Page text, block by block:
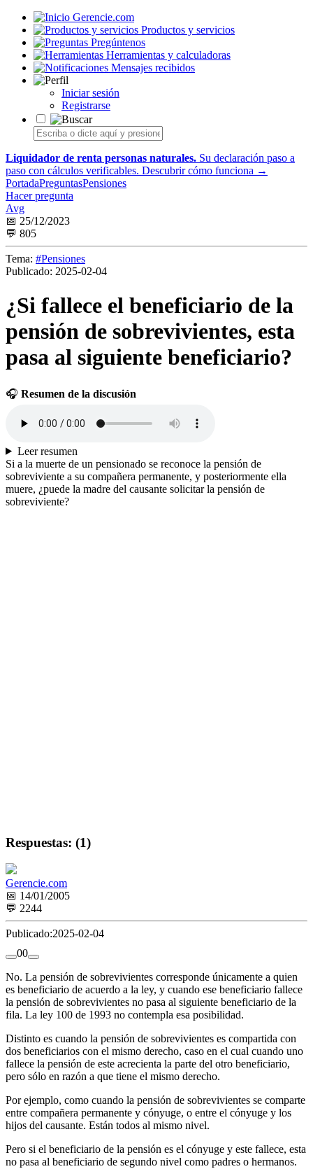
Gerencie.com
Productos y servicios
Pregúntenos
Herramientas y calculadoras
Mensajes recibidos
Iniciar sesión
Registrarse
Liquidador de renta personas naturales. Su declaración paso a
paso con cálculos verificables. Descubrir cómo funciona →
PortadaPreguntasPensiones
Hacer pregunta
Avg
📅 25/12/2023
💬 805
Tema: #Pensiones
Publicado: 2025-02-04
¿Si fallece el beneficiario de la
pensión de sobrevivientes, esta
pasa al siguiente beneficiario?
🎧 Resumen de la discusión
Leer resumen
Si a la muerte de un pensionado se reconoce la pensión de
sobreviviente a su compañera permanente, y posteriormente ella
muere, ¿puede la madre del causante solicitar la pensión de
sobreviviente?
Respuestas: (1)
Gerencie.com
📅 14/01/2005
💬 2244
Publicado:2025-02-04
00
No. La pensión de sobrevivientes corresponde únicamente a quien
es beneficiario de acuerdo a la ley, y cuando ese beneficiario fallece
la pensión de sobrevivientes no pasa al siguiente beneficiario de la
fila. La ley 100 de 1993 no contempla esa posibilidad.
Distinto es cuando la pensión de sobrevivientes es compartida con
dos beneficiarios con el mismo derecho, caso en el cual cuando uno
fallece la pensión de este acrecienta la parte del otro beneficiario,
pero sólo en razón a que tiene el mismo derecho.
Por ejemplo, como cuando la pensión de sobrevivientes se comparte
entre compañera permanente y cónyuge, o entre el cónyuge y los
hijos del causante. Están todos al mismo nivel.
Pero si el beneficiario de la pensión es el cónyuge y este fallece, esta
no pasa al beneficiario de segundo nivel como padres o hermanos.